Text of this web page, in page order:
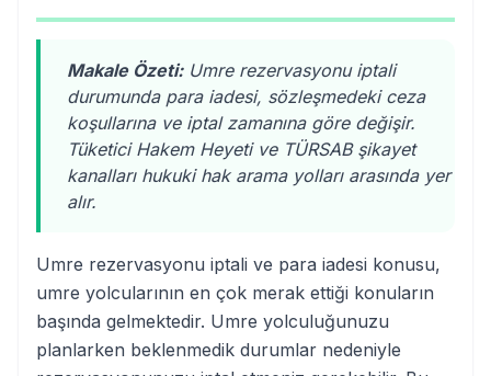
Makale Özeti:Umre rezervasyonu iptali
durumunda para iadesi, sözleşmedeki ceza
koşullarına ve iptal zamanına göre değişir.
Tüketici Hakem Heyeti ve TÜRSAB şikayet
kanalları hukuki hak arama yolları arasında yer
alır.
Umre rezervasyonu iptali ve para iadesi konusu,
umre yolcularının en çok merak ettiği konuların
başında gelmektedir. Umre yolculuğunuzu
planlarken beklenmedik durumlar nedeniyle